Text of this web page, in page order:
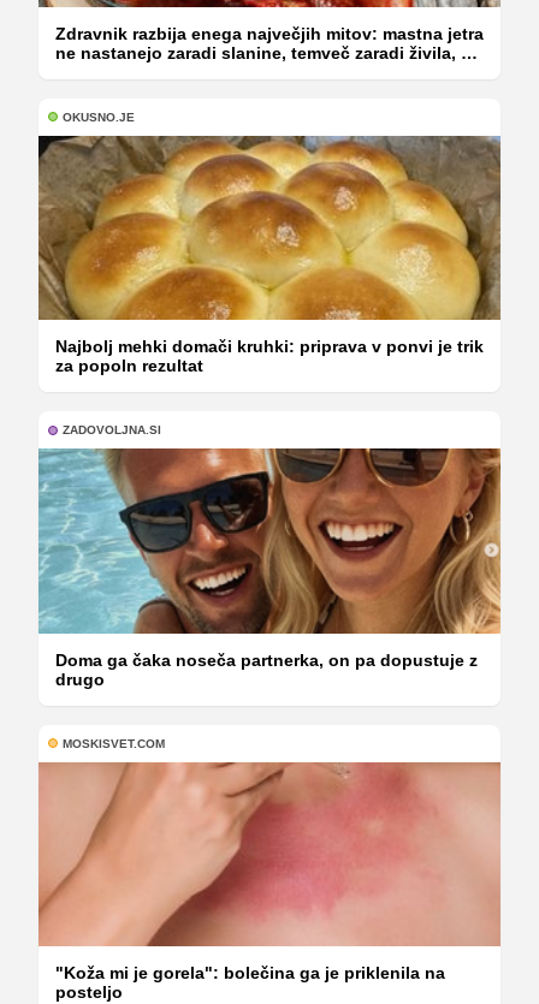
Zdravnik razbija enega največjih mitov: mastna jetra
ne nastanejo zaradi slanine, temveč zaradi živila, ki
OKUSNO.JE
Najbolj mehki domači kruhki: priprava v ponvi je trik
za popoln rezultat
ZADOVOLJNA.SI
Doma ga čaka noseča partnerka, on pa dopustuje z
drugo
MOSKISVET.COM
"Koža mi je gorela": bolečina ga je priklenila na
posteljo